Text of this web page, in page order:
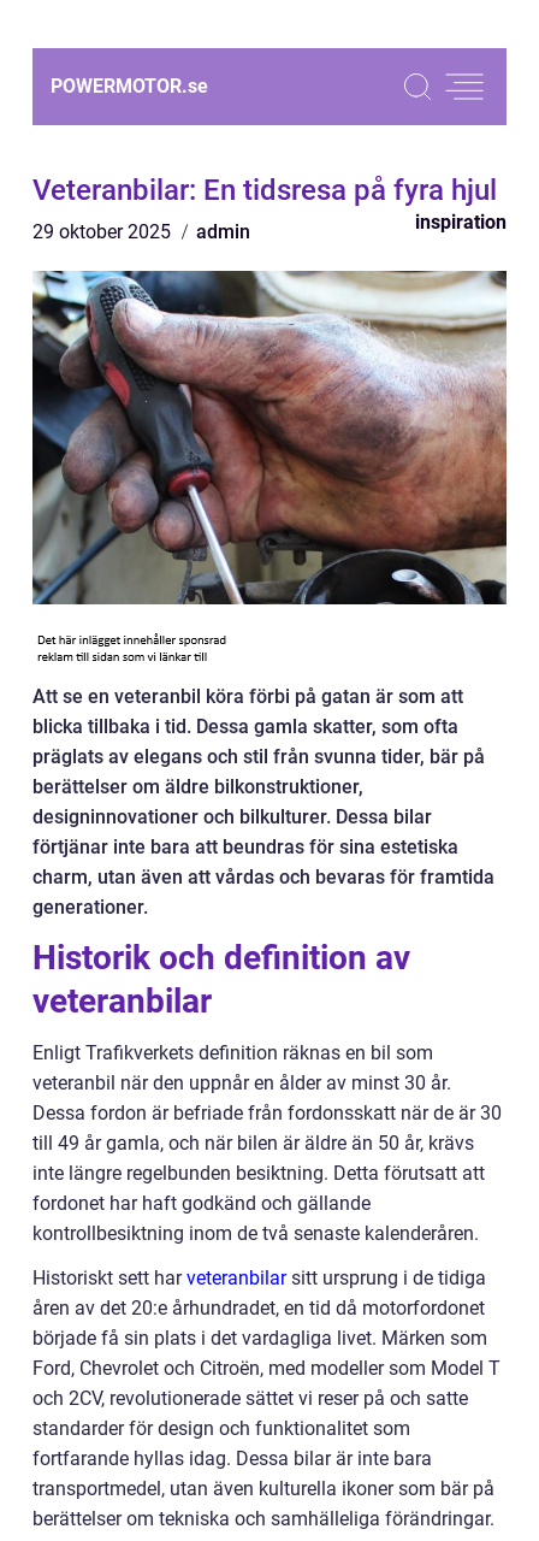
POWERMOTOR.se
Veteranbilar: En tidsresa på fyra hjul
29 oktober 2025 admin inspiration
Att se en veteranbil köra förbi på gatan är som att
blicka tillbaka i tid. Dessa gamla skatter, som ofta
präglats av elegans och stil från svunna tider, bär på
berättelser om äldre bilkonstruktioner,
designinnovationer och bilkulturer. Dessa bilar
förtjänar inte bara att beundras för sina estetiska
charm, utan även att vårdas och bevaras för framtida
generationer.
Historik och definition av
veteranbilar
Enligt Trafikverkets definition räknas en bil som
veteranbil när den uppnår en ålder av minst 30 år.
Dessa fordon är befriade från fordonsskatt när de är 30
till 49 år gamla, och när bilen är äldre än 50 år, krävs
inte längre regelbunden besiktning. Detta förutsatt att
fordonet har haft godkänd och gällande
kontrollbesiktning inom de två senaste kalenderåren.
Historiskt sett harveteranbilarsitt ursprung i de tidiga
åren av det 20:e århundradet, en tid då motorfordonet
började få sin plats i det vardagliga livet. Märken som
Ford, Chevrolet och Citroën, med modeller som Model T
och 2CV, revolutionerade sättet vi reser på och satte
standarder för design och funktionalitet som
fortfarande hyllas idag. Dessa bilar är inte bara
transportmedel, utan även kulturella ikoner som bär på
berättelser om tekniska och samhälleliga förändringar.